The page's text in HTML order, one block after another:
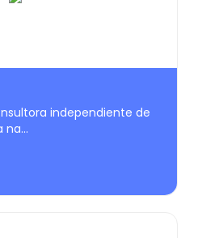
independiente de